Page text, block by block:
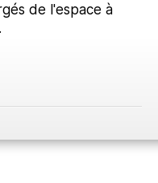
de l'espace à